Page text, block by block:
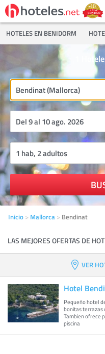
HOTELES EN BENIDORM
Inicio Mallorca Bendinat
LAS MEJORES OFERTAS DE
VER
Hotel
Pequeño hotel
bonitas terrazas
Tambien ofrece
piscina